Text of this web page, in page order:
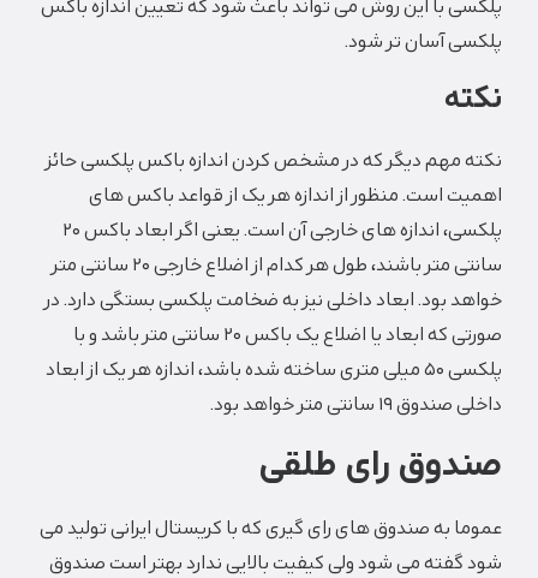
پلکسی با این روش می تواند باعث شود که تعیین اندازه باکس
پلکسی آسان تر شود.
نکته
نکته مهم دیگر که در مشخص کردن اندازه باکس پلکسی حائز
اهمیت است. منظور از اندازه هر یک از قواعد باکس های
پلکسی، اندازه های خارجی آن است. یعنی اگر ابعاد باکس 20
سانتی متر باشند، طول هر کدام از اضلاع خارجی 20 سانتی متر
خواهد بود. ابعاد داخلی نیز به ضخامت پلکسی بستگی دارد. در
صورتی که ابعاد یا اضلاع یک باکس 20 سانتی متر باشد و با
پلکسی 50 میلی متری ساخته شده باشد، اندازه هر یک از ابعاد
داخلی صندوق 19 سانتی متر خواهد بود.
صندوق رای طلقی
عموما به صندوق های رای گیری که با کریستال ایرانی تولید می
شود گفته می شود ولی کیفیت بالایی ندارد بهتر است صندوق